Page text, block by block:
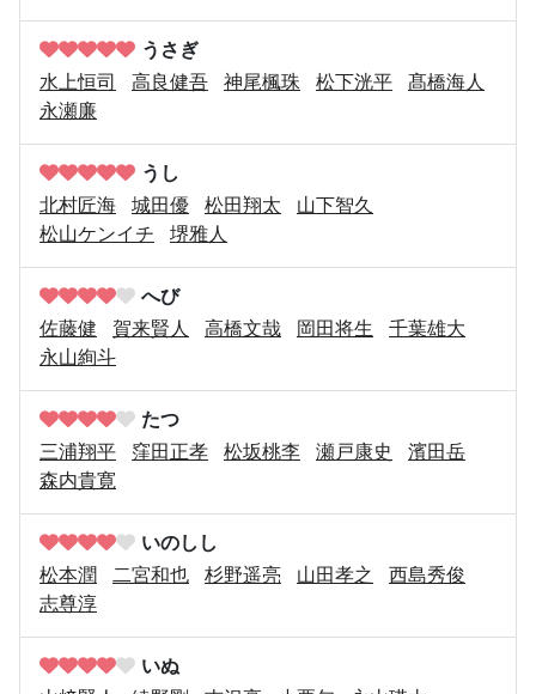
うさぎ
水上恒司
高良健吾 神尾楓珠 松下洸平
髙橋海人
永瀬廉
うし
北村匠海
城田優 松田翔太
山下智久
松山ケンイチ
堺雅人
へび
佐藤健
賀来賢人 高橋文哉 岡田将生
千葉雄大
永山絢斗
たつ
三浦翔平
窪田正孝 松坂桃李 瀬戸康史
濱田岳
森内貴寛
いのしし
松本潤
二宮和也 杉野遥亮 山田孝之
西島秀俊
志尊淳
いぬ